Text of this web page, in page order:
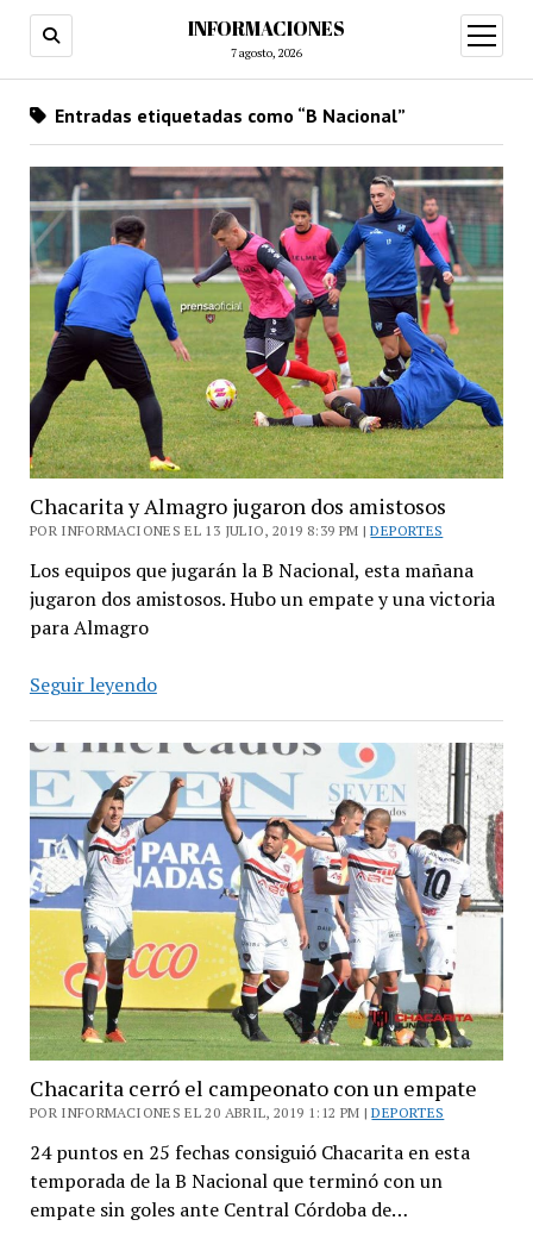
INFORMACIONES
7 agosto, 2026
abrir
menú
Entradas etiquetadas como “B Nacional”
Chacarita y Almagro jugaron dos amistosos
POR INFORMACIONES EL 13 JULIO, 2019 8:39 PM |DEPORTES
Los equipos que jugarán la B Nacional, esta mañana
jugaron dos amistosos. Hubo un empate y una victoria
para Almagro
Seguir leyendoChacarita
Almagro
jugaron
dos
amistosos
Chacarita cerró el campeonato con un empate
POR INFORMACIONES EL 20 ABRIL, 2019 1:12 PM |DEPORTES
24 puntos en 25 fechas consiguió Chacarita en esta
temporada de la B Nacional que terminó con un
empate sin goles ante Central Córdoba de…